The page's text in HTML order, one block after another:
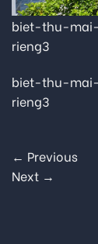
biet-thu-
rieng3
biet-thu-
rieng3
← Previous
Next →